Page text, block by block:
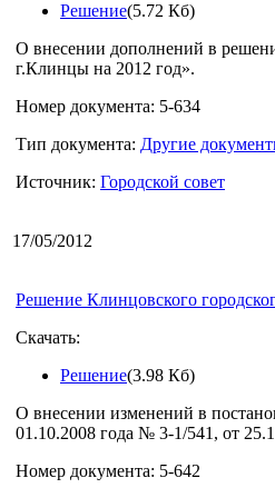
Решение(5.72 Кб)
О внесении дополнений в
г.Клинцы на 2012 год».
Номер документа: 5-634
Тип документа: Другие
Источник: Городской совет
17/05/2012
Решение Клинцовского
Скачать:
Решение(3.98 Кб)
О внесении изменений в
01.10.2008 года № 3-1/541, от
Номер документа: 5-642